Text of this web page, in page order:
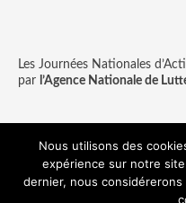
Les Journées Nationales
par l’Agence Nationale de
Contact
©
Nous utilisons des
expérience sur notre
dernier, nous